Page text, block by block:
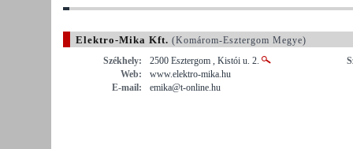
Elektro-Mika Kft. (Komárom-Esztergom Megye)
Székhely:
2500 Esztergom , Kistói u. 2.
Web:
www.elektro-mika.hu
E-mail:
emika@t-online.hu